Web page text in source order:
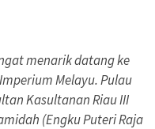
menarik datang ke
Melayu. Pulau
Kasultanan Riau III
(Engku Puteri Raja